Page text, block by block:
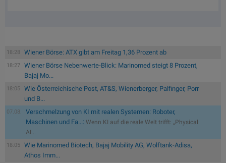
18:28 Wiener Börse: ATX gibt am Freitag 1,36 Prozent ab
18:27
Wiener Börse Nebenwerte-Blick: Marinomed steigt 8 Prozent,
Bajaj Mo...
18:05
Wie Österreichische Post, AT&S, Wienerberger, Palfinger, Porr
und B...
07.08.
Verschmelzung von KI mit realen Systemen: Roboter,
Maschinen und Fa...: Wenn KI auf die reale Welt trifft: „Physical
AI...
18:05
Wie Marinomed Biotech, Bajaj Mobility AG, Wolftank-Adisa,
Athos Imm...